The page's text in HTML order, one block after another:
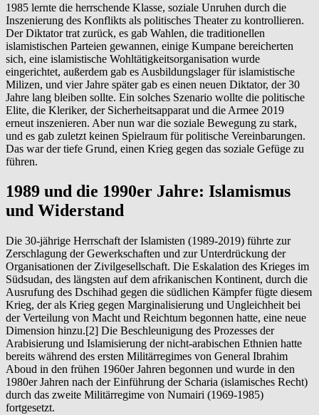
1985 lernte die herrschende Klasse, soziale Unruhen durch die
Inszenierung des Konflikts als politisches Theater zu kontrollieren.
Der Diktator trat zurück, es gab Wahlen, die traditionellen
islamistischen Parteien gewannen, einige Kumpane bereicherten
sich, eine islamistische Wohltätigkeitsorganisation wurde
eingerichtet, außerdem gab es Ausbildungslager für islamistische
Milizen, und vier Jahre später gab es einen neuen Diktator, der 30
Jahre lang bleiben sollte. Ein solches Szenario wollte die politische
Elite, die Kleriker, der Sicherheitsapparat und die Armee 2019
erneut inszenieren. Aber nun war die soziale Bewegung zu stark,
und es gab zuletzt keinen Spielraum für politische Vereinbarungen.
Das war der tiefe Grund, einen Krieg gegen das soziale Gefüge zu
führen.
1989 und die 1990er Jahre: Islamismus
und Widerstand
Die 30-jährige Herrschaft der Islamisten (1989-2019) führte zur
Zerschlagung der Gewerkschaften und zur Unterdrückung der
Organisationen der Zivilgesellschaft. Die Eskalation des Krieges im
Südsudan, des längsten auf dem afrikanischen Kontinent, durch die
Ausrufung des Dschihad gegen die südlichen Kämpfer fügte diesem
Krieg, der als Krieg gegen Marginalisierung und Ungleichheit bei
der Verteilung von Macht und Reichtum begonnen hatte, eine neue
Dimension hinzu.[2] Die Beschleunigung des Prozesses der
Arabisierung und Islamisierung der nicht-arabischen Ethnien hatte
bereits während des ersten Militärregimes von General Ibrahim
Aboud in den frühen 1960er Jahren begonnen und wurde in den
1980er Jahren nach der Einführung der Scharia (islamisches Recht)
durch das zweite Militärregime von Numairi (1969-1985)
fortgesetzt.